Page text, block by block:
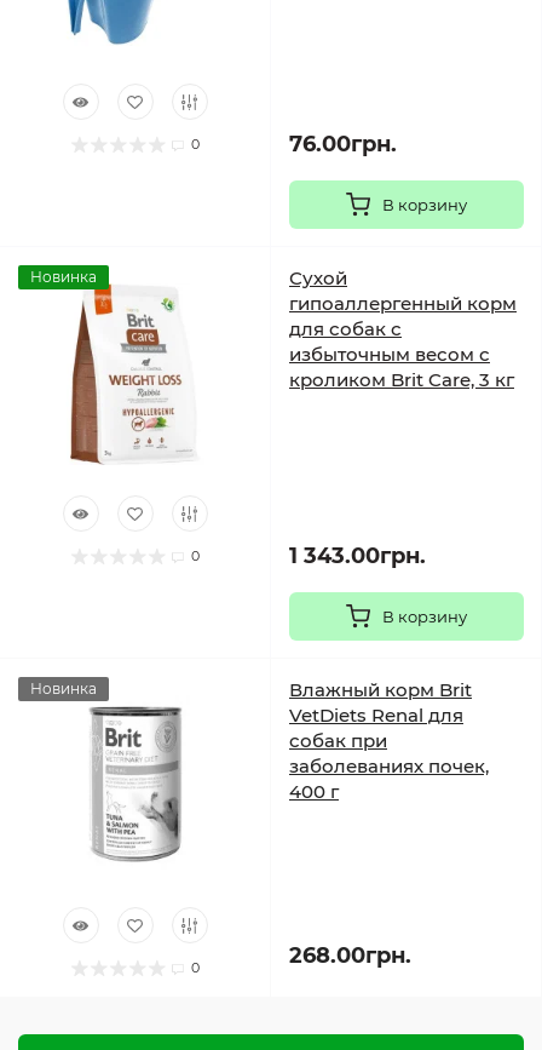
0 76.00грн.
В корзину
Новинка
0
Сухой
гипоаллергенный корм
для собак с
избыточным весом с
кроликом Brit Care, 3 кг
1 343.00грн.
В корзину
Новинка
0
Влажный корм Brit
VetDiets Renal для
собак при
заболеваниях почек,
400 г
268.00грн.